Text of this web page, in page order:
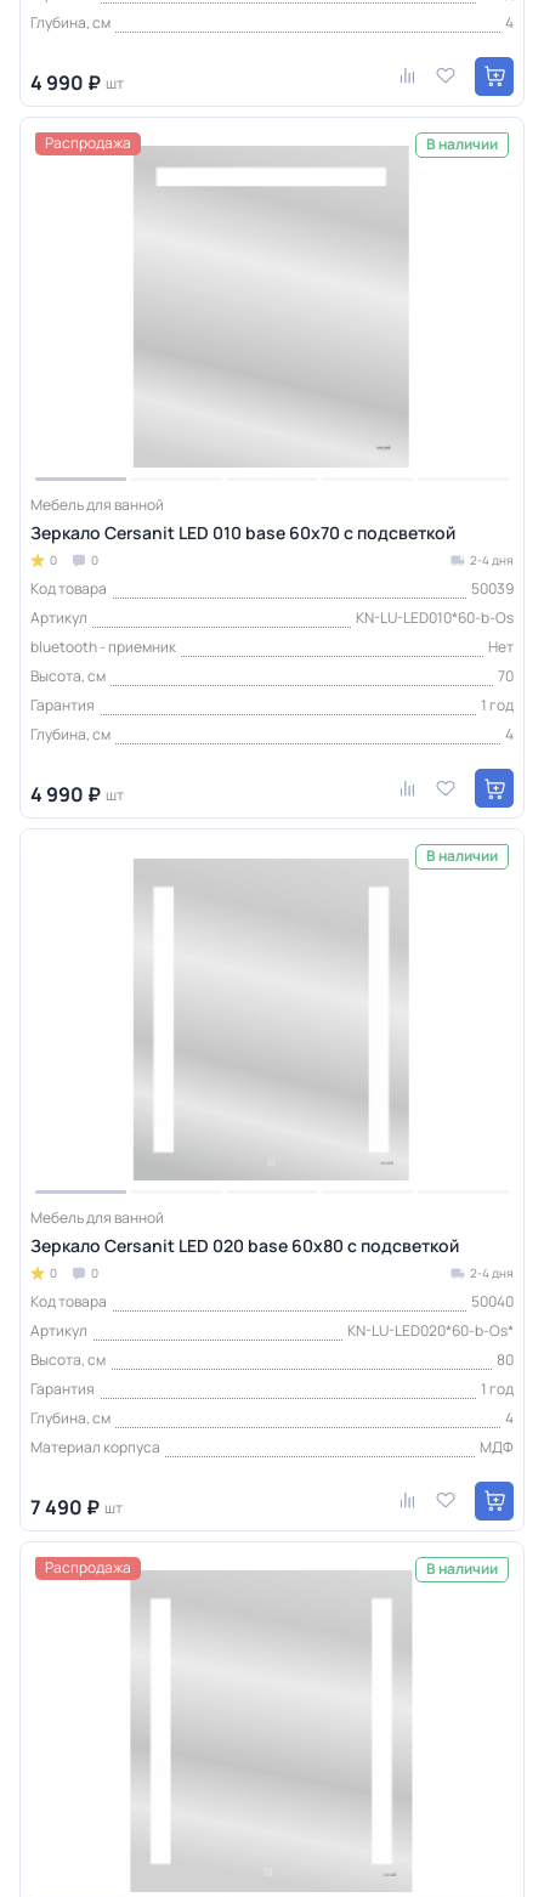
Глубина, см
4
4 990 ₽ шт
Распродажа В наличии
Мебель для ванной
Зеркало Cersanit LED 010 base 60x70 с подсветкой
0 0 2-4 дня
Код товара
50039
Артикул
KN-LU-LED010*60-b-Os
bluetooth - приемник
Нет
Высота, см
70
Гарантия
1 год
Глубина, см
4
4 990 ₽ шт
В наличии
Мебель для ванной
Зеркало Cersanit LED 020 base 60x80 с подсветкой
0 0 2-4 дня
Код товара
50040
Артикул
KN-LU-LED020*60-b-Os*
Высота, см
80
Гарантия
1 год
Глубина, см
4
Материал корпуса
МДФ
7 490 ₽ шт
Распродажа В наличии